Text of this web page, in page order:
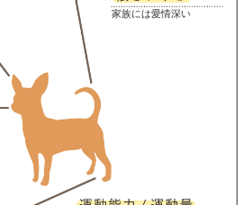
家族には愛情深い